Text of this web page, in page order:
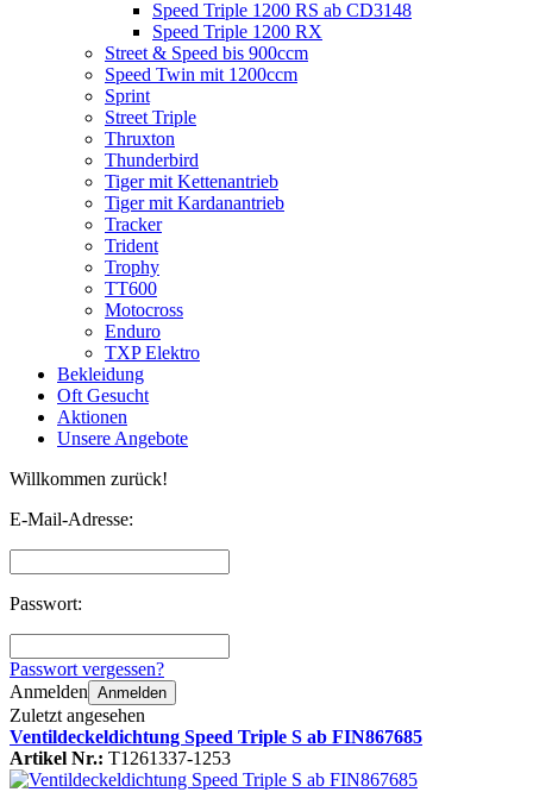
Speed Triple 1200 RS ab CD3148
Speed Triple 1200 RX
Street & Speed bis 900ccm
Speed Twin mit 1200ccm
Sprint
Street Triple
Thruxton
Thunderbird
Tiger mit Kettenantrieb
Tiger mit Kardanantrieb
Tracker
Trident
Trophy
TT600
Motocross
Enduro
TXP Elektro
Bekleidung
Oft Gesucht
Aktionen
Unsere Angebote
Willkommen zurück!
E-Mail-Adresse:
Passwort:
Passwort vergessen?
Anmelden Anmelden
Zuletzt angesehen
Ventildeckeldichtung Speed Triple S ab FIN867685
Artikel Nr.: T1261337-1253